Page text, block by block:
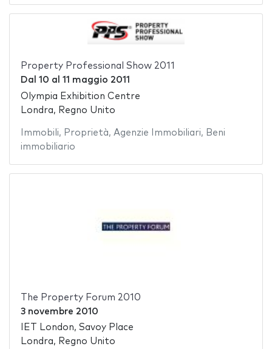
Property Professional Show 2011
Dal 10 al 11 maggio 2011
Olympia Exhibition Centre
Londra, Regno Unito
Immobili, Proprietà, Agenzie Immobiliari, Beni
immobiliario
The Property Forum 2010
3 novembre 2010
IET London, Savoy Place
Londra, Regno Unito